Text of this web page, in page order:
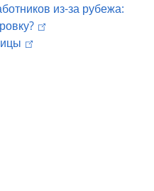
из-за рубежа: